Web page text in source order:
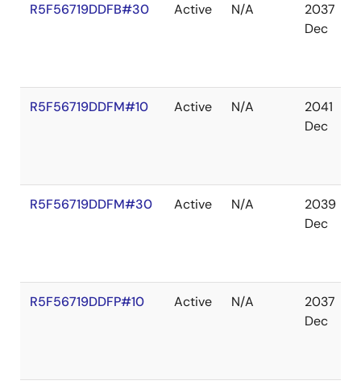
R5F56719DDFB#30 Active N/A
2037
Dec
R5F56719DDFM#10 Active N/A
2041
Dec
R5F56719DDFM#30 Active N/A
2039
Dec
R5F56719DDFP#10 Active N/A
2037
Dec